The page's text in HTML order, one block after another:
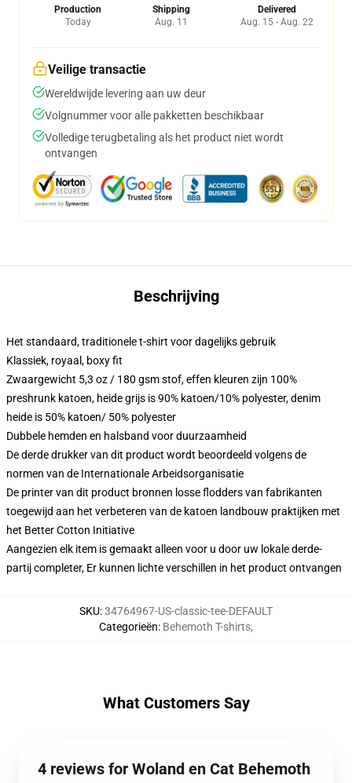
Production
Today
Shipping
Aug. 11
Delivered
Aug. 15 - Aug. 22
Veilige transactie
Wereldwijde levering aan uw deur
Volgnummer voor alle pakketten beschikbaar
Volledige terugbetaling als het product niet wordt
ontvangen
Beschrijving
Het standaard, traditionele t-shirt voor dagelijks gebruik
Klassiek, royaal, boxy fit
Zwaargewicht 5,3 oz / 180 gsm stof, effen kleuren zijn 100%
preshrunk katoen, heide grijs is 90% katoen/10% polyester, denim
heide is 50% katoen/ 50% polyester
Dubbele hemden en halsband voor duurzaamheid
De derde drukker van dit product wordt beoordeeld volgens de
normen van de Internationale Arbeidsorganisatie
De printer van dit product bronnen losse flodders van fabrikanten
toegewijd aan het verbeteren van de katoen landbouw praktijken met
het Better Cotton Initiative
Aangezien elk item is gemaakt alleen voor u door uw lokale derde-
partij completer, Er kunnen lichte verschillen in het product ontvangen
SKU:34764967-US-classic-tee-DEFAULT
Categorieën: Behemoth T-shirts,
What Customers Say
4 reviews for Woland en Cat Behemoth